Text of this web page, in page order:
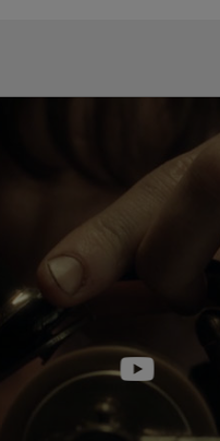
Alexander Dynan
George zusammenarbeitete.
SOUND im Wettbewerb der
stehenden Ovationen gefeiert